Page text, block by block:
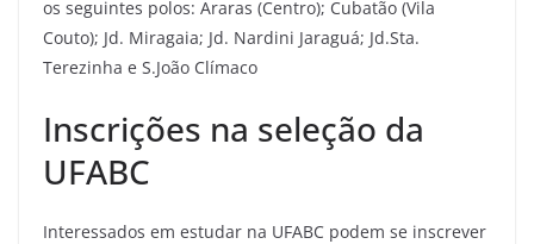
os seguintes polos: Araras (Centro); Cubatão (Vila
Couto); Jd. Miragaia; Jd. Nardini Jaraguá; Jd.Sta.
Terezinha e S.João Clímaco
Inscrições na seleção da
UFABC
Interessados em estudar na UFABC podem se inscrever